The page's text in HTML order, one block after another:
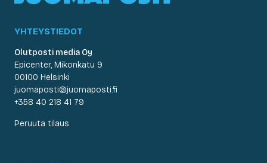
YHTEYSTIEDOT
Olutposti media Oy
Epicenter, Mikonkatu 9
00100 Helsinki
juomaposti@juomaposti.fi
+358 40 218 41 79
Peruuta tilaus